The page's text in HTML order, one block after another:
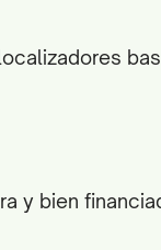
y bien